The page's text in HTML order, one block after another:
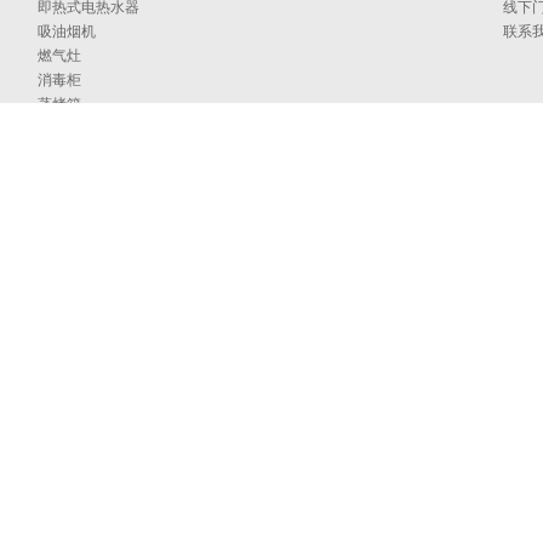
即热式电热水器
吸油烟机
燃气灶
消毒柜
蒸烤箱
线下
联系